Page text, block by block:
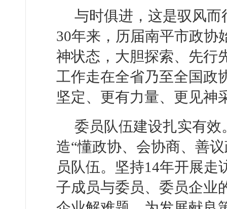
与时俱进，这是驭风
30年来，历届南平市政协
神状态，大胆探索、先行
工作走在全省乃至全国政
坚定、更有力量、更见神
委员队伍建设扎实有效
造“懂政协、会协商、善
员队伍。坚持14年开展走
子成员与委员、委员企业